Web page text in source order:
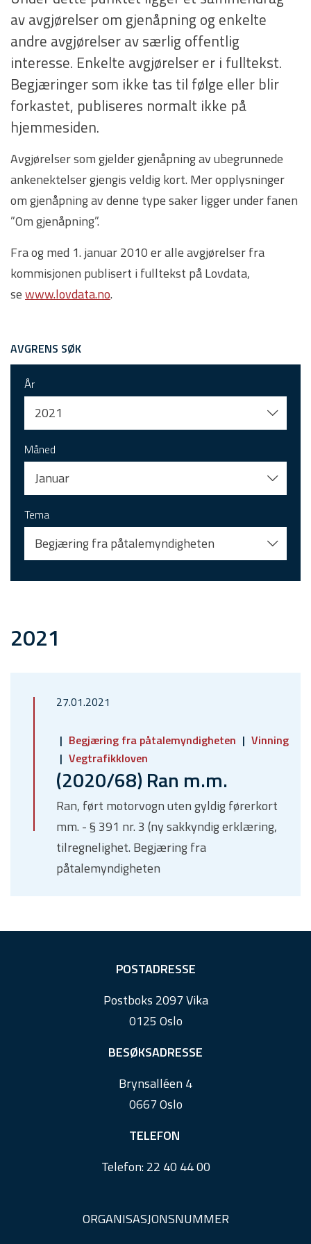
av avgjørelser om gjenåpning og enkelte
andre avgjørelser av særlig offentlig
interesse. Enkelte avgjørelser er i fulltekst.
Begjæringer som ikke tas til følge eller blir
forkastet, publiseres normalt ikke på
hjemmesiden.
Avgjørelser som gjelder gjenåpning av ubegrunnede
ankenektelser gjengis veldig kort. Mer opplysninger
om gjenåpning av denne type saker ligger under fanen
”Om gjenåpning”.
Fra og med 1. januar 2010 er alle avgjørelser fra
kommisjonen publisert i fulltekst på Lovdata,
sewww.lovdata.no.
AVGRENS SØK
År
2021
Måned
Januar
Tema
Begjæring fra påtalemyndigheten
2021
27.01.2021
Begjæring fra påtalemyndigheten
Vinning
Vegtrafikkloven
(2020/68) Ran m.m.
Ran, ført motorvogn uten gyldig førerkort
mm. - § 391 nr. 3 (ny sakkyndig erklæring,
tilregnelighet. Begjæring fra
påtalemyndigheten
POSTADRESSE
Postboks 2097 Vika
0125 Oslo
BESØKSADRESSE
Brynsalléen 4
0667 Oslo
TELEFON
Telefon:22 40 44 00
ORGANISASJONSNUMMER